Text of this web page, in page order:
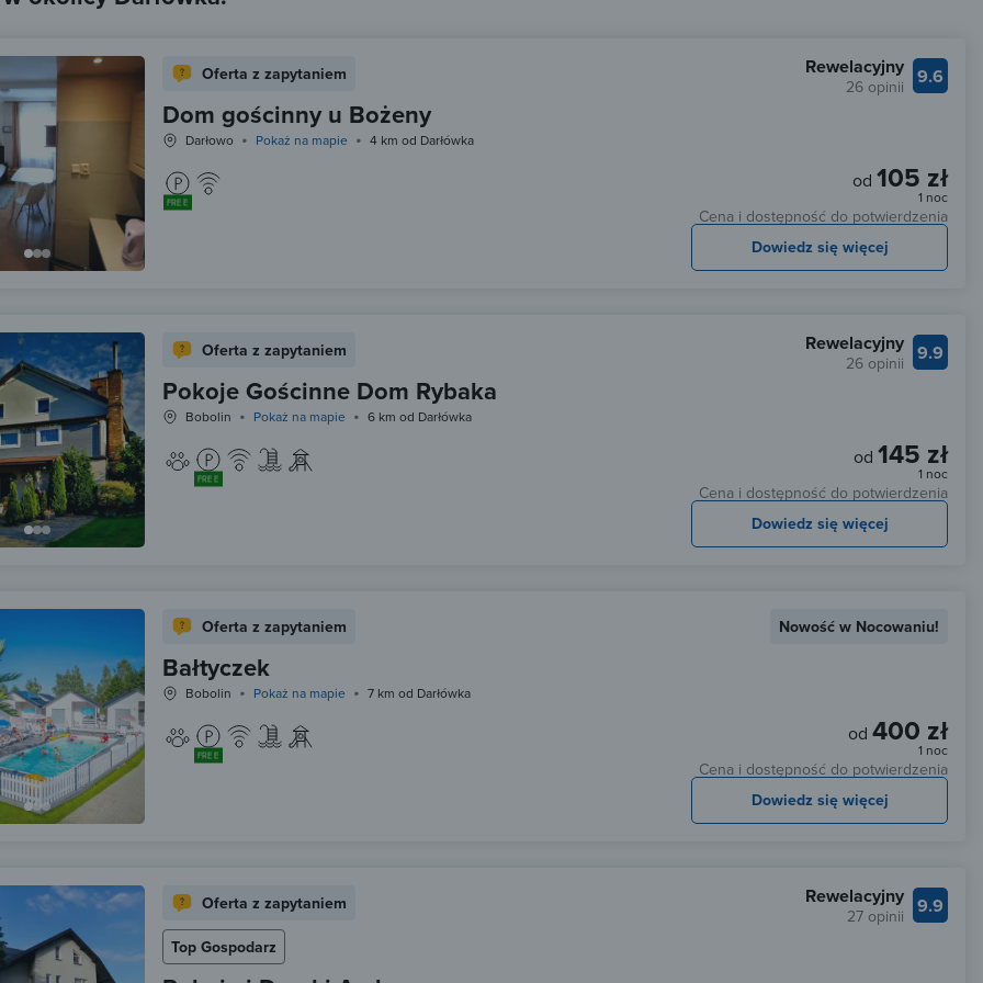
Oferta z zapytaniem
Dom gościnny u Bożeny
Darłowo Pokaż na mapie 4 km od Darłówka
FREE
9.6
Rewelacyjny
26 opinii
od 105 zł
1 noc
Cena i dostępność do potwierdzenia
Dowiedz się więcej
Oferta z zapytaniem
Pokoje Gościnne Dom Rybaka
Bobolin Pokaż na mapie 6 km od Darłówka
FREE
9.9
Rewelacyjny
26 opinii
od 145 zł
1 noc
Cena i dostępność do potwierdzenia
Dowiedz się więcej
Oferta z zapytaniem
Bałtyczek
Bobolin Pokaż na mapie 7 km od Darłówka
FREE
Nowość w Nocowaniu!
od 400 zł
1 noc
Cena i dostępność do potwierdzenia
Dowiedz się więcej
Oferta z zapytaniem
Top Gospodarz
9.9
Rewelacyjny
27 opinii